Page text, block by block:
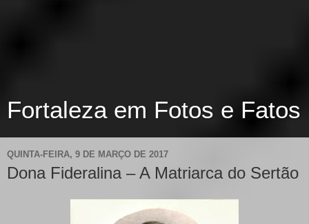
Fortaleza em Fotos e Fatos
QUINTA-FEIRA, 9 DE MARÇO DE 2017
Dona Fideralina – A Matriarca do Sertão